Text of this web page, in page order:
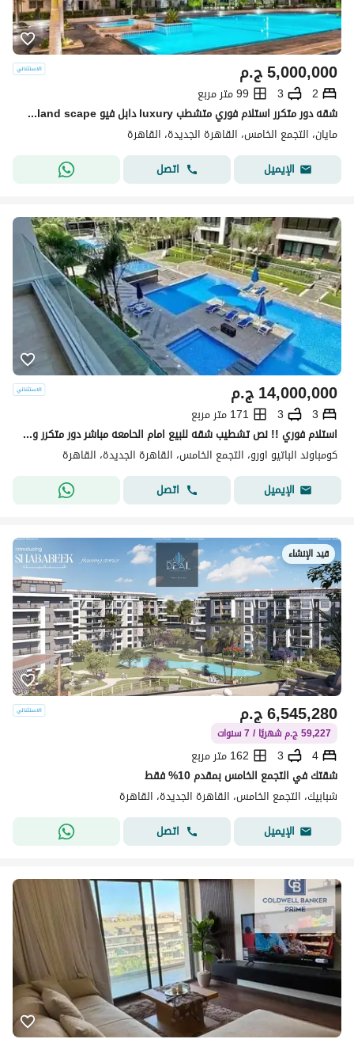
ج.م5,000,000
2
3
99 متر مربع
شقه دور متكرر استلام فوري متشطب luxury دابل فيو pool+land scape تقسيمه رائعه باسهل خطط سداد بدون ضغط وتقسيط ع اطول عدد سنوات الرحاب-سوان ليك-كريك تاون
مايان، التجمع الخامس، القاهرة الجديدة، القاهرة
الإيميل
اتصل
ج.م14,000,000
3
3
171 متر مربع
استلام فوري !! نص تشطيب شقه للبيع امام الحامعه مباشر دور متكرر وفيو خيالي vip لوكيشن 171م 3غرف 3 حمام فيو بوول & لاند سكيب -بجوار ماونتن فيو-ميفيدا
كومباوند الباتيو اورو، التجمع الخامس، القاهرة الجديدة، القاهرة
الإيميل
اتصل
قيد الإنشاء
ج.م6,545,280
59,227 ج.م شهريًا / 7 سنوات
4
3
162 متر مربع
شقتك في التجمع الخامس بمقدم 10% فقط
شبابيك، التجمع الخامس، القاهرة الجديدة، القاهرة
الإيميل
اتصل